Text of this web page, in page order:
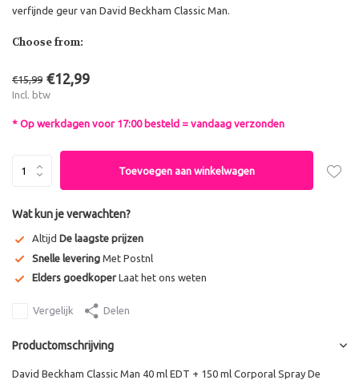
verfijnde geur van David Beckham Classic Man.
Choose from:
€15,99 €12,99
Incl. btw
* Op werkdagen voor 17:00 besteld = vandaag verzonden
Toevoegen aan winkelwagen
Wat kun je verwachten?
Altijd De laagste prijzen
Snelle levering Met Postnl
Elders goedkoper Laat het ons weten
Vergelijk Delen
Productomschrijving
David Beckham Classic Man 40 ml EDT + 150 ml Corporal Spray De